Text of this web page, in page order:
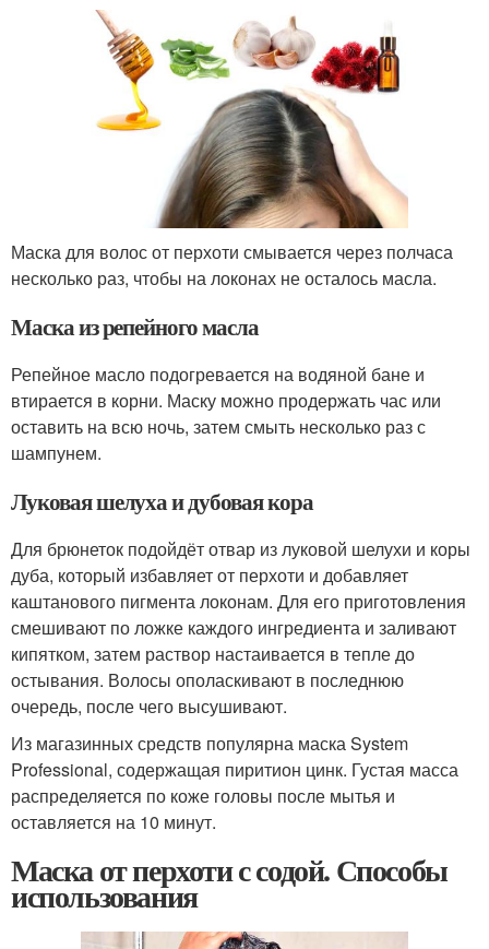
Маска для волос от перхоти смывается через полчаса
несколько раз, чтобы на локонах не осталось масла.
Маска из репейного масла
Репейное масло подогревается на водяной бане и
втирается в корни. Маску можно продержать час или
оставить на всю ночь, затем смыть несколько раз с
шампунем.
Луковая шелуха и дубовая кора
Для брюнеток подойдёт отвар из луковой шелухи и коры
дуба, который избавляет от перхоти и добавляет
каштанового пигмента локонам. Для его приготовления
смешивают по ложке каждого ингредиента и заливают
кипятком, затем раствор настаивается в тепле до
остывания. Волосы ополаскивают в последнюю
очередь, после чего высушивают.
Из магазинных средств популярна маска System
Professional, содержащая пиритион цинк. Густая масса
распределяется по коже головы после мытья и
оставляется на 10 минут.
Маска от перхоти с содой. Способы
использования